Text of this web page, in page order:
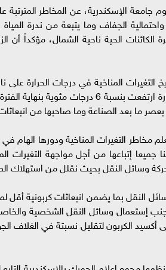
جامعة الإسكندرية، عن المخاطر
الجفاف وما يتبعة من ندرة
الكائنات الحية ناحية الشمال، مؤكداً
1990، مبيناً أن درجة الحرارة ارتفعت
ما بعد الصناعة وما صاحبها من
التغيرات المناخية ودورها الهام
جميعا إتباعها من أجل مواجهة التغيرات
وسائل النقل بحيث نقلل من استهلاك
النقل بما يضمن انبعاثات كربونية أقل
إستعمال وسائل النقل الشخصية
أكسيد الكربون لتقليل نسبتة في الغلاف